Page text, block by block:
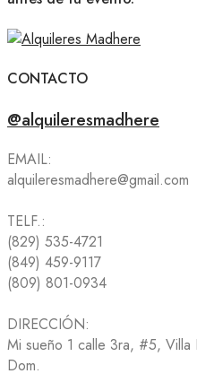
CONTACTO
@alquileresmadhere
EMAIL:
alquileresmadhere@gmail.com
TELF.:
(829) 535-4721
(849) 459-9117
(809) 801-0934
DIRECCIÓN:
Mi sueño 1 calle 3ra, #5, Villa
Dom.